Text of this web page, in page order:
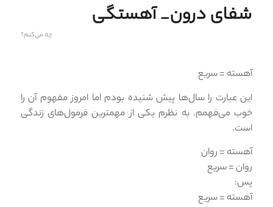
شفای درون_ آهستگی
چه می‌کنم؟
آهسته = سریع
این عبارت را سال‌ها پیش شنیده بودم اما امروز مفهوم آن را
خوب می‌فهمم. به نظرم یکی از مهمترین فرمول‌های زندگی
است.
آهسته = روان
روان = سریع
پس:
آهسته = سریع